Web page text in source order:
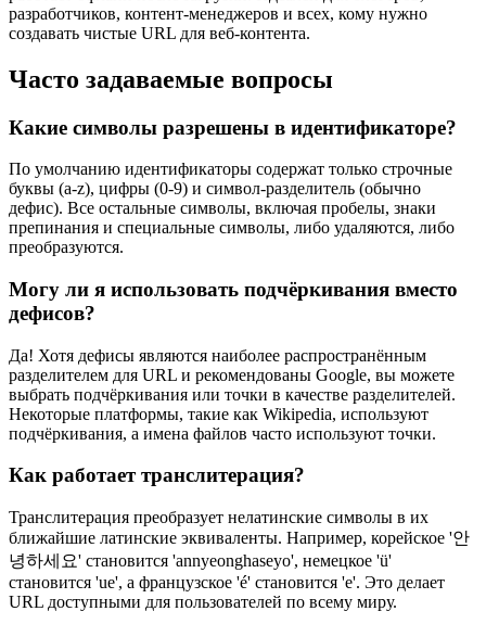
разработчиков, контент-менеджеров и всех, кому нужно
создавать чистые URL для веб-контента.
Часто задаваемые вопросы
Какие символы разрешены в идентификаторе?
По умолчанию идентификаторы содержат только строчные
буквы (a-z), цифры (0-9) и символ-разделитель (обычно
дефис). Все остальные символы, включая пробелы, знаки
препинания и специальные символы, либо удаляются, либо
преобразуются.
Могу ли я использовать подчёркивания вместо
дефисов?
Да! Хотя дефисы являются наиболее распространённым
разделителем для URL и рекомендованы Google, вы можете
выбрать подчёркивания или точки в качестве разделителей.
Некоторые платформы, такие как Wikipedia, используют
подчёркивания, а имена файлов часто используют точки.
Как работает транслитерация?
Транслитерация преобразует нелатинские символы в их
ближайшие латинские эквиваленты. Например, корейское '안
녕하세요' становится 'annyeonghaseyo', немецкое 'ü'
становится 'ue', а французское 'é' становится 'e'. Это делает
URL доступными для пользователей по всему миру.